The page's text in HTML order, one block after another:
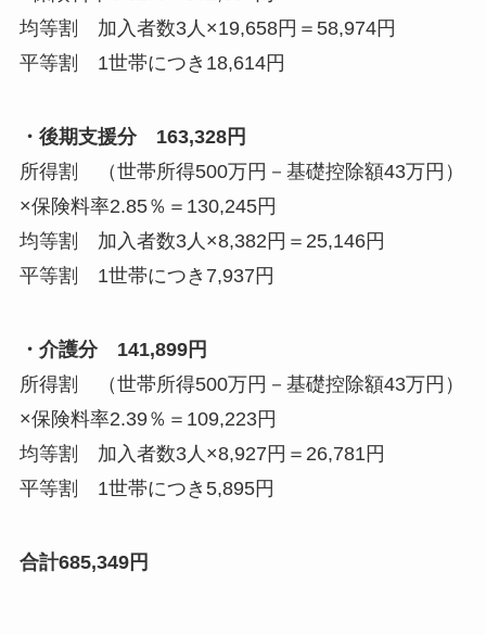
均等割 加入者数3人×19,658円＝58,974円
平等割 1世帯につき18,614円
・後期支援分 163,328円
所得割 （世帯所得500万円－基礎控除額43万円）
×保険料率2.85％＝130,245円
均等割 加入者数3人×8,382円＝25,146円
平等割 1世帯につき7,937円
・介護分 141,899円
所得割 （世帯所得500万円－基礎控除額43万円）
×保険料率2.39％＝109,223円
均等割 加入者数3人×8,927円＝26,781円
平等割 1世帯につき5,895円
合計685,349円